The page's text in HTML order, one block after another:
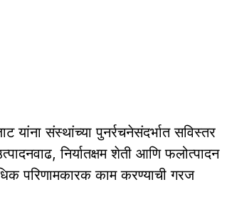
संस्थांच्या पुनर्रचनेसंदर्भात सविस्तर
निर्यातक्षम शेती आणि फलोत्पादन
परिणामकारक काम करण्याची गरज